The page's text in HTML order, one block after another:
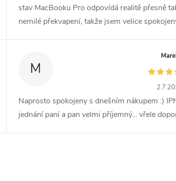
stav MacBooku Pro odpovídá realitě přesně
nemilé překvapení, takže jsem velice
M
Naprosto spokojeny s dnešním nákupem :)
jednání paní a pan velmi příjemný… vřele